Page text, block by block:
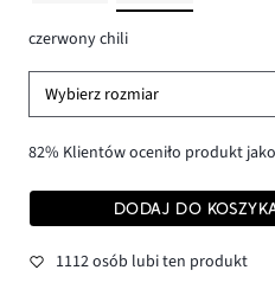
czerwony chili
Wybierz rozmiar
82% Klientów oceniło produkt
DODAJ DO
1112 osób lubi ten produkt